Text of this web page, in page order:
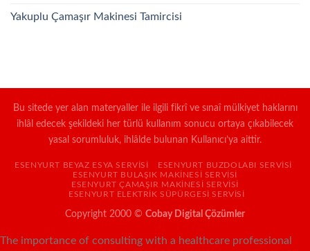
Yakuplu Çamaşır Makinesi Tamircisi
Bu sitede yer alan materyaller ile ilgili fikrî ve sınaî mülkiyet haklarını
ihlâl edecek şekildeki her türlü kullanım sonucu ortaya çıkabilecek
yasal sorumluluk, ihlâlde bulunan Kullanıcı’ya aittir.
ESENYURT BEYAZ ESYA SERVISI
ESENYURT BUZDOLABI SERVISI
ESENYURT BULAŞIK MAKINESI SERVISI
ESENYURT ÇAMAŞIR MAKINESI SERVISI
ESENYURT ELEKTRIK SÜPÜRGESI SERVISI
Copyright 2000 © Cobay Digital Çözümler
The importance of consulting with a healthcare professional